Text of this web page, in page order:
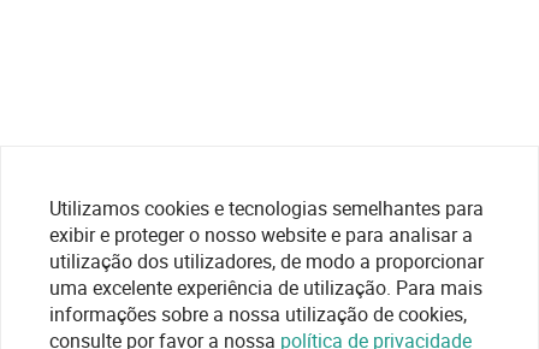
Utilizamos cookies e tecnologias semelhantes para
exibir e proteger o nosso website e para analisar a
utilização dos utilizadores, de modo a proporcionar
uma excelente experiência de utilização. Para mais
informações sobre a nossa utilização de cookies,
consulte por favor a nossa política de privacidade